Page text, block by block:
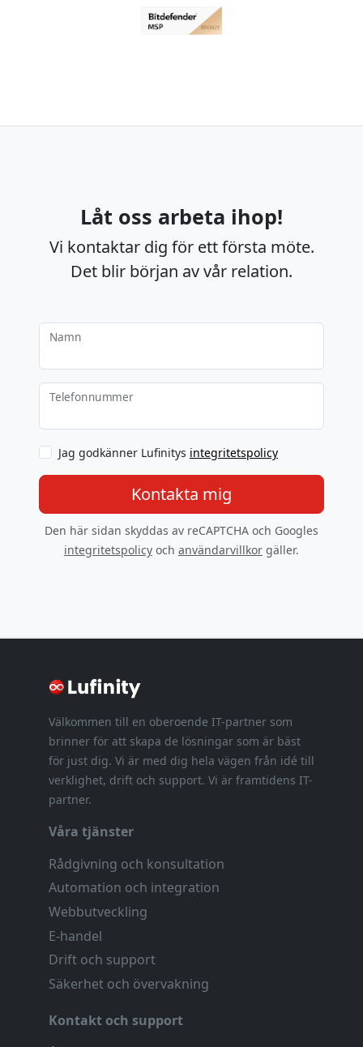
Låt oss arbeta ihop!
Vi kontaktar dig för ett första möte.
Det blir början av vår relation.
Namn
Telefonnummer
Jag godkänner Lufinitys integritetspolicy
Kontakta mig
Den här sidan skyddas av reCAPTCHA och Googles
integritetspolicy och användarvillkor gäller.
Välkommen till en oberoende IT-partner som
brinner för att skapa de lösningar som är bäst
för just dig. Vi är med dig hela vägen från idé till
verklighet, drift och support. Vi är framtidens IT-
partner.
Våra tjänster
Rådgivning och konsultation
Automation och integration
Webbutveckling
E-handel
Drift och support
Säkerhet och övervakning
Kontakt och support